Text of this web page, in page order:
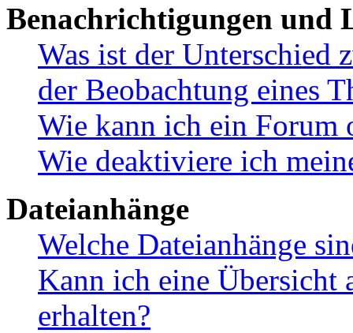
Benachrichtigungen und
Was ist der Unterschied
der Beobachtung eines
Wie kann ich ein Forum
Wie deaktiviere ich
Dateianhänge
Welche Dateianhänge
Kann ich eine Übersicht
erhalten?